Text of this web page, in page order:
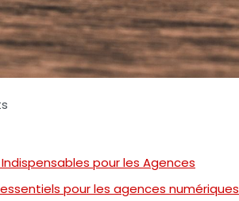
Indispensables pour les Agences
essentiels pour les agences numériques